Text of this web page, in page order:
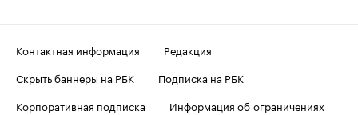
Контактная информация
Редакция
Скрыть баннеры на РБК
Подписка на РБК
Корпоративная подписка
Информация об ограничениях